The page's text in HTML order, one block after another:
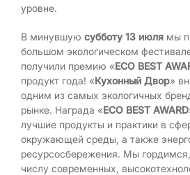
уровне.
В минувшую субботу 13 июля мы
большом экологическом
получили премию «ECO BEST
продукт года! «Кухонный Двор»
одним из самых экологичных
рынке. Награда «ECO BEST AWARD
лучшие продукты и практики в
окружающей среды, а также
ресурсосбережения. Мы
числу современных,